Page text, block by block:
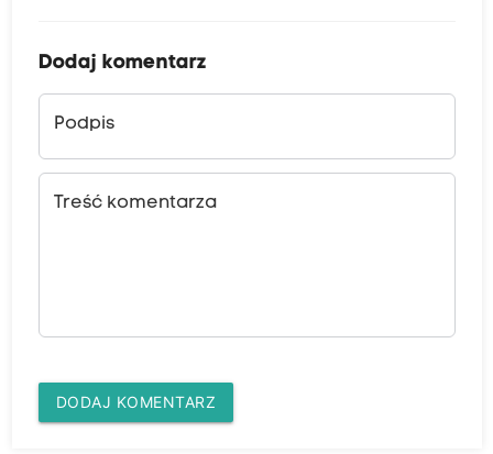
Dodaj komentarz
Podpis
Treść komentarza
DODAJ KOMENTARZ